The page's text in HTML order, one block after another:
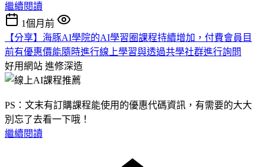
繼續閱讀
1個月前
【分享】海豚AI學院的AI學習圈課程持續增加，付費會員目
前有優惠價能隨時進行線上學習與透過共學社群進行詢問
好用網站 進修深造
PS：文末有訂購課程能使用的優惠代碼資訊，有需要的大大
別忘了去看一下哦！
繼續閱讀